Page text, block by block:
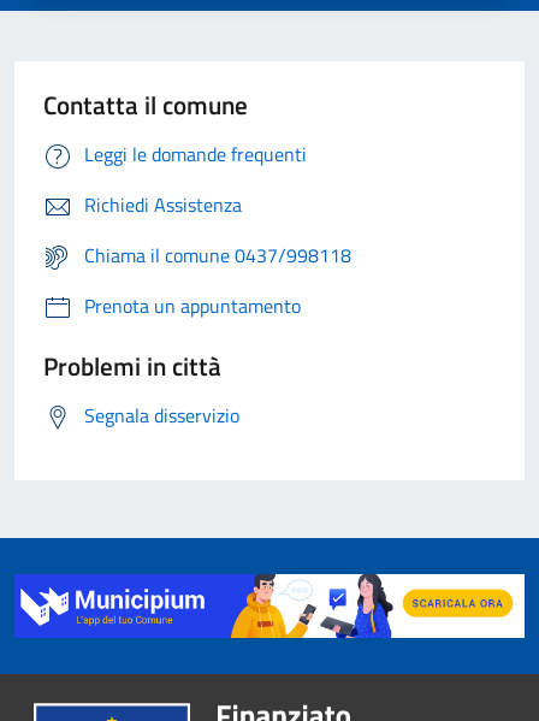
Contatta il comune
Leggi le domande frequenti
Richiedi Assistenza
Chiama il comune 0437/998118
Prenota un appuntamento
Problemi in città
Segnala disservizio